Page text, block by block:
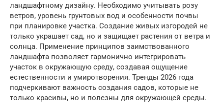
ландшафтному дизайну. Необходимо учитывать розу
ветров, уровень грунтовых вод и особенности почвы
при планировке участка. Создание живых изгородей не
только украшает сад, но и защищает растения от ветра и
солнца. Применение принципов заимствованного
ландшафта позволяет гармонично интегрировать
участок в окружающую среду, создавая ощущение
естественности и умиротворения. Тренды 2026 года
подчеркивают важность создания садов, которые не
только красивы, но и полезны для окружающей среды.